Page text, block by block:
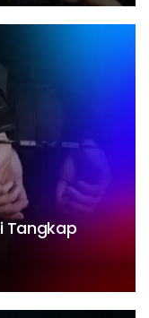
Tangkap